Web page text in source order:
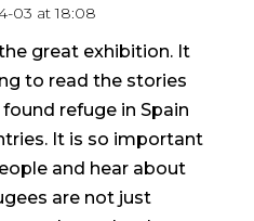
03 at 18:08
great exhibition. It
to read the stories
refuge in Spain
It is so important
and hear about
are not just